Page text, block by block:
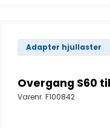
Adapter hjullaster
Overgang S60
Varenr.F100842